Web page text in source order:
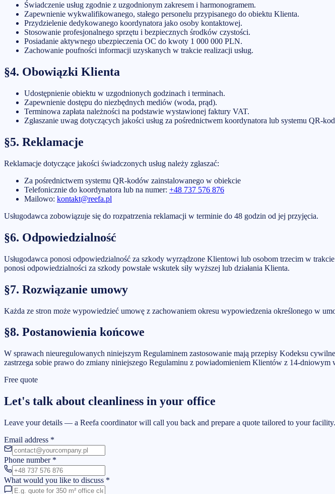
Świadczenie usług zgodnie z uzgodnionym zakresem i harmonogramem.
Zapewnienie wykwalifikowanego, stałego personelu przypisanego do obiektu Klienta.
Przydzielenie dedykowanego koordynatora jako osoby kontaktowej.
Stosowanie profesjonalnego sprzętu i bezpiecznych środków czystości.
Posiadanie aktywnego ubezpieczenia OC do kwoty 1 000 000 PLN.
Zachowanie poufności informacji uzyskanych w trakcie realizacji usług.
§4. Obowiązki Klienta
Udostępnienie obiektu w uzgodnionych godzinach i terminach.
Zapewnienie dostępu do niezbędnych mediów (woda, prąd).
Terminowa zapłata należności na podstawie wystawionej faktury VAT.
Zgłaszanie uwag dotyczących jakości usług za pośrednictwem koordynatora lub systemu QR-
§5. Reklamacje
Reklamacje dotyczące jakości świadczonych usług należy zgłaszać:
Za pośrednictwem systemu QR-kodów zainstalowanego w obiekcie
Telefonicznie do koordynatora lub na numer: +48 737 576 876
Mailowo: kontakt@reefa.pl
Usługodawca zobowiązuje się do rozpatrzenia reklamacji w terminie do 48 godzin od jej przyjęcia.
§6. Odpowiedzialność
Usługodawca ponosi odpowiedzialność za szkody wyrządzone Klientowi lub osobom trzecim w
ponosi odpowiedzialności za szkody powstałe wskutek siły wyższej lub działania Klienta.
§7. Rozwiązanie umowy
Każda ze stron może wypowiedzieć umowę z zachowaniem okresu wypowiedzenia określonego w
§8. Postanowienia końcowe
W sprawach nieuregulowanych niniejszym Regulaminem zastosowanie mają przepisy Kodeksu
zastrzega sobie prawo do zmiany niniejszego Regulaminu z powiadomieniem Klientów z 14-dniowym
Free quote
Let's talk about cleanliness in your office
Leave your details — a Reefa coordinator will call you back and prepare a quote tailored to your facility.
Email address *
Phone number *
What would you like to discuss *